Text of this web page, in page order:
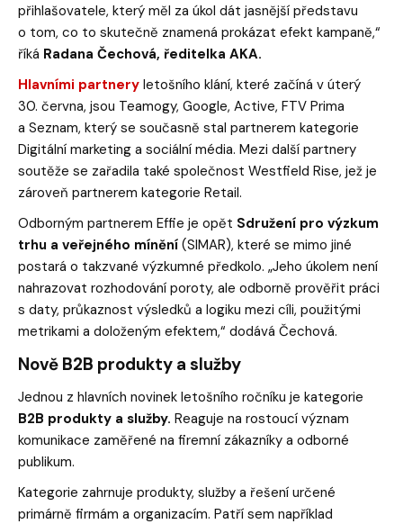
přihlašovatele, který měl za úkol dát jasnější představu
o tom, co to skutečně znamená prokázat efekt kampaně,“
říká Radana Čechová, ředitelka AKA.
Hlavními partnery letošního klání, které začíná v úterý
30. června, jsou Teamogy, Google, Active, FTV Prima
a Seznam, který se současně stal partnerem kategorie
Digitální marketing a sociální média. Mezi další partnery
soutěže se zařadila také společnost Westfield Rise, jež je
zároveň partnerem kategorie Retail.
Odborným partnerem Effie je opět Sdružení pro výzkum
trhu a veřejného mínění (SIMAR), které se mimo jiné
postará o takzvané výzkumné předkolo. „Jeho úkolem není
nahrazovat rozhodování poroty, ale odborně prověřit práci
s daty, průkaznost výsledků a logiku mezi cíli, použitými
metrikami a doloženým efektem,“ dodává Čechová.
Nově B2B produkty a služby
Jednou z hlavních novinek letošního ročníku je kategorie
B2B produkty a služby. Reaguje na rostoucí význam
komunikace zaměřené na firemní zákazníky a odborné
publikum.
Kategorie zahrnuje produkty, služby a řešení určené
primárně firmám a organizacím. Patří sem například